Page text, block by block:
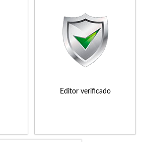
Editor verificado